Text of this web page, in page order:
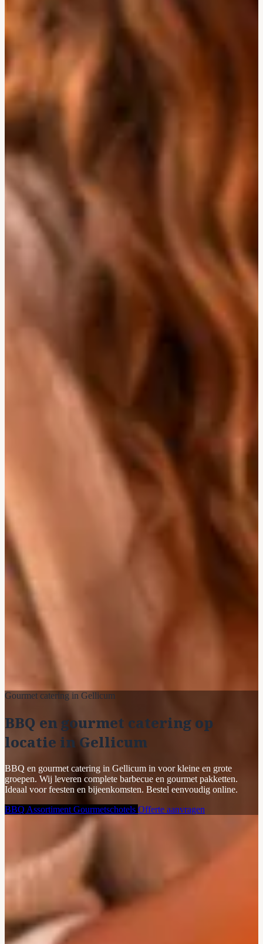
Gourmet catering in Gellicum
BBQ en gourmet catering op
locatie in Gellicum
BBQ en gourmet catering in Gellicum in voor kleine en grote
groepen. Wij leveren complete barbecue en gourmet pakketten.
Ideaal voor feesten en bijeenkomsten. Bestel eenvoudig online.
BBQ Assortiment Gourmetschotels Offerte aanvragen